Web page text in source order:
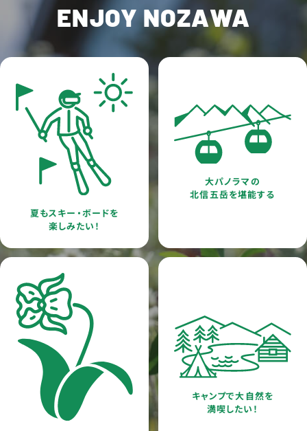
ENJOY NOZAWA
夏もスキー・ボードを
楽しみたい！
大パノラマの
北信五岳を堪能する
キャンプで大自然を
満喫したい！